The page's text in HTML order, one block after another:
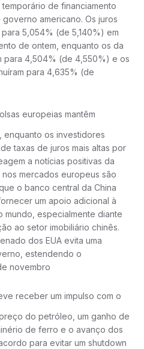
de financiamento
americano. Os juros
5,054% (de 5,140%) em
de ontem, enquanto os da
para 4,504% (de 4,550%) e os
para 4,635% (de
europeias mantêm
enquanto os investidores
taxas de juros mais altas por
a notícias positivas da
nos mercados europeus são
o banco central da China
um apoio adicional à
mundo, especialmente diante
ao setor imobiliário chinês.
dos EUA evita uma
estendendo o
novembro
receber um impulso com o
do petróleo, um ganho de
de ferro e o avanço dos
para evitar um shutdown